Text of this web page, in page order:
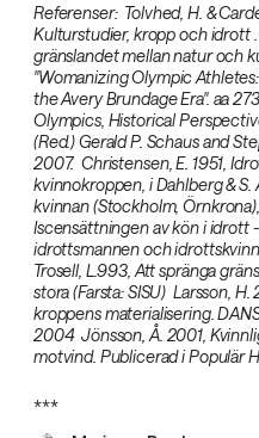
Referenser:‌ Tolvhed, H. &
Kulturstudier, kropp och idrott
gränslandet mellan natur och
"Womanizing Olympic
the Avery Brundage Era". aa
Olympics, Historical
(Red.) Gerald P. Schaus and
2007.‌Christensen, E. 1951,
kvinnokroppen, i Dahlberg &
kvinnan (Stockholm, Örnkrona),
Iscensättningen av kön i idrott
idrottsmannen och
Trosell, L.993, Att spränga
stora (Farsta: SISU) Larsson,
kroppens materialisering.
2004‌Jönsson, Å. 2001,
motvind. Publicerad i Populär
***